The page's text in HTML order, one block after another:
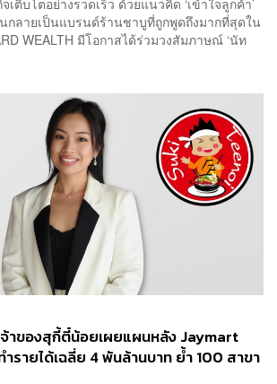
นกลายเป็นแบรนด์ร้านชาบูที่ถูกพูดถึงมากที่สุดใน
WEALTH มีโอกาสได้ร่วมวงสัมภาษณ์ ‘นัท
าของสุกี้ตี๋น้อยเผยแผนหลัง Jaymart
รายได้เฉลี่ย 4 พันล้านบาท ย้ำ 100 สาขา